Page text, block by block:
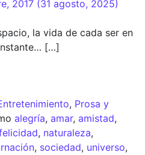
2017 (31 agosto, 2025)
la vida de cada ser en
[…]
, Prosa y
alegría, amar, amistad,
, naturaleza,
, sociedad, universo,